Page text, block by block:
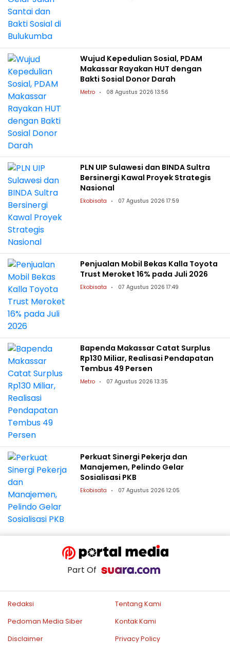
Wujud Kepedulian Sosial, PDAM
Makassar Rayakan HUT dengan
Bakti Sosial Donor Darah
Metro 08 Agustus 2026 13:56
PLN UIP Sulawesi dan BINDA Sultra
Bersinergi Kawal Proyek Strategis
Nasional
Ekobisata 07 Agustus 2026 17:59
Penjualan Mobil Bekas Kalla Toyota
Trust Meroket 16% pada Juli 2026
Ekobisata 07 Agustus 2026 17:49
Bapenda Makassar Catat Surplus
Rp130 Miliar, Realisasi Pendapatan
Tembus 49 Persen
Metro 07 Agustus 2026 13:35
Perkuat Sinergi Pekerja dan
Manajemen, Pelindo Gelar
Sosialisasi PKB
Ekobisata 07 Agustus 2026 12:05
Part Of
Redaksi
Tentang Kami
Pedoman Media Siber
Kontak Kami
Disclaimer
Privacy Policy